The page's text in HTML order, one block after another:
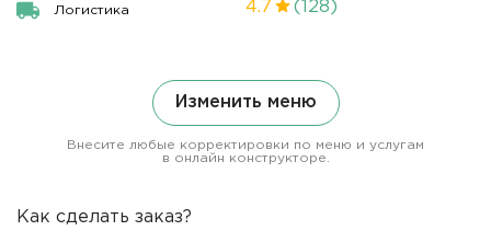
Логистика 4.7 (128)
Изменить меню
Внесите любые корректировки по меню и услугам
в онлайн конструкторе.
Как сделать заказ?